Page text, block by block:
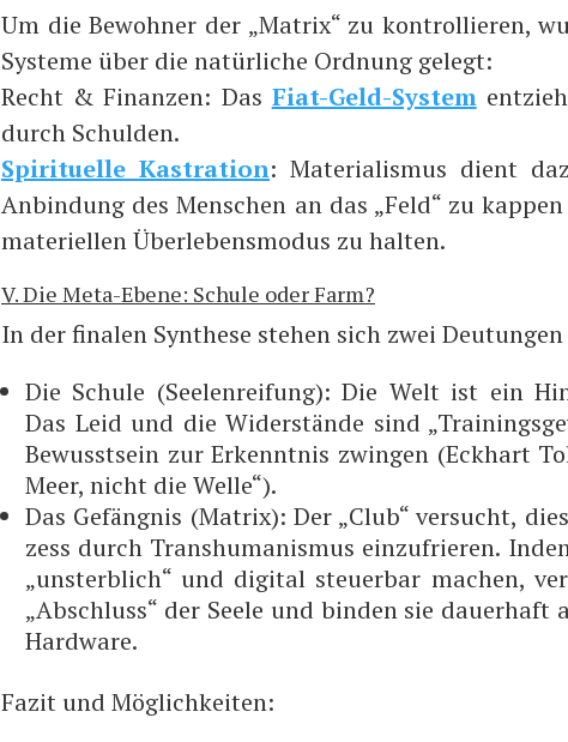
Um die Bewoh­ner der „Matrix“ zu kon­trol­lie­ren,
Sys­te­me über die natür­li­che Ord­nung gelegt:
Recht & Finan­zen: Das Fiat-Geld-Sys­tem
durch Schul­den.
Spi­ri­tu­el­le Kas­tra­ti­on: Mate­ria­lis­mus dient
Anbin­dung des Men­schen an das „Feld“ zu
mate­ri­el­len Über­le­bens­mo­dus zu halten.
V. Die Meta-Ebene: Schule oder Farm?
In der fina­len Syn­the­se ste­hen sich zwei
Die Schu­le (See­len­rei­fung): Die Welt ist ein
Das Leid und die Wider­stän­de sind
Bewusst­sein zur Erkennt­nis zwin­gen (Eck­hart
Meer, nicht die Welle“).
Das Gefäng­nis (Matrix): Der „Club“ ver­sucht,
zess durch Trans­hu­ma­nis­mus ein­zu­frie­ren.
„unsterb­lich“ und digi­tal steu­er­bar machen,
„Abschluss“ der See­le und bin­den sie dau­er­haft
Hardware.
Fazit und Möglichkeiten: